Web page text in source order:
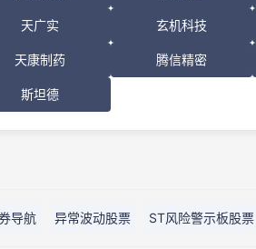
天广实 玄机科技
天康制药 腾信精密
斯坦德
导航 异常波动股票 ST风险警示板股票